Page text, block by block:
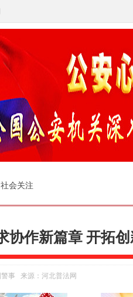
社会关注
协作新篇章 开拓
事 来源：河北普法网